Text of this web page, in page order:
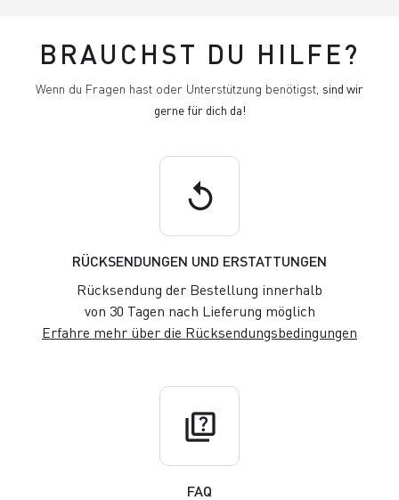
BRAUCHST DU HILFE?
Wenn du Fragen hast oder Unterstützung benötigst, sind wir
gerne für dich da!
replay
RÜCKSENDUNGEN UND ERSTATTUNGEN
Rücksendung der Bestellung innerhalb
von 30 Tagen nach Lieferung möglich
Erfahre mehr über die Rücksendungsbedingungen
quiz
FAQ